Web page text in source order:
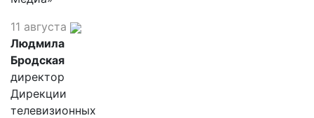
11 августа
Людмила
Бродская
директор
Дирекции
телевизионных